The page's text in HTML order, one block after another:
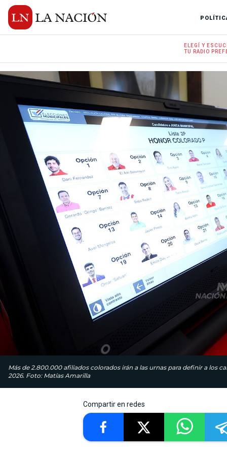
ELEGÍ Y
TU RADIO
Más de 2.800.000 afiliados colorados irán a las urnas para definir a los
2026. Foto: Matías Amarilla
Compartir en redes